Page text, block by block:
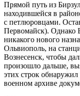
Прямой путь из
находившейся в
с петлюровцами.
Первомайск). Однако
никакого нового
Ольвиополь, на
Вознесенск, чтобы
произошло дальше,
этих строк
военном архиве